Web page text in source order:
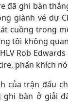
đã ghi bàn
giành vé dự
cuồng trong
tôi không
Rob
phấn khích
của trận đấu
bàn ở giải